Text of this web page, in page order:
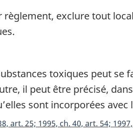
règlement, exclure tout
toxiques peut
il peut être précisé,
sont incorporées
art. 25; 1995, ch. 40, art. 54;